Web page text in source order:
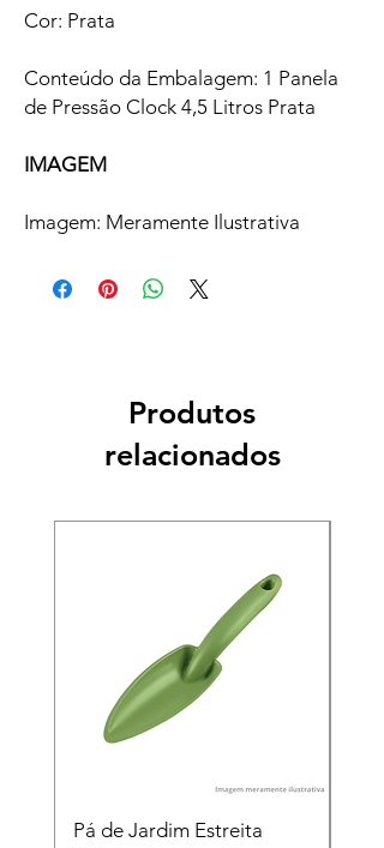
Cor: Prata
Conteúdo da Embalagem: 1 Panela
de Pressão Clock 4,5 Litros Prata
IMAGEM
Imagem: Meramente Ilustrativa
Produtos
relacionados
Pá de Jardim Estreita